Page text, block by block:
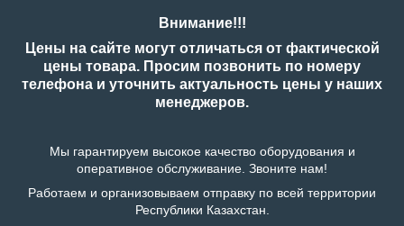
Внимание!!!
Цены на сайте могут отличаться от фактической
цены товара. Просим позвонить по номеру
телефона и уточнить актуальность цены у наших
менеджеров.
Мы гарантируем высокое качество оборудования и
оперативное обслуживание. Звоните нам!
Работаем и организовываем отправку по всей территории
Республики Казахстан.